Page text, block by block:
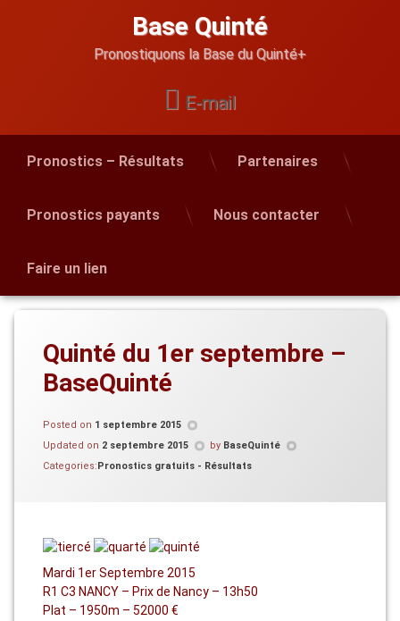
Base Quinté
Pronostiquons la Base du Quinté+
E-mail
Pronostics – Résultats Partenaires
Pronostics payants Nous contacter
Faire un lien
Quinté du 1er septembre –
BaseQuinté
Posted on 1 septembre 2015
Updated on 2 septembre 2015 by BaseQuinté
Categories:Pronostics gratuits - Résultats
Mardi 1er Septembre 2015
R1 C3 NANCY – Prix de Nancy – 13h50
Plat – 1950m – 52000 €